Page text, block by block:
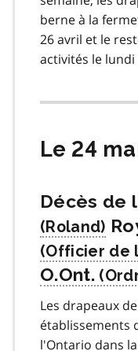
berne à la
26 avril et le
activités le lundi
Le 24
Décès de
O.Ont.
Les drapeaux
établissements
l'Ontario dans